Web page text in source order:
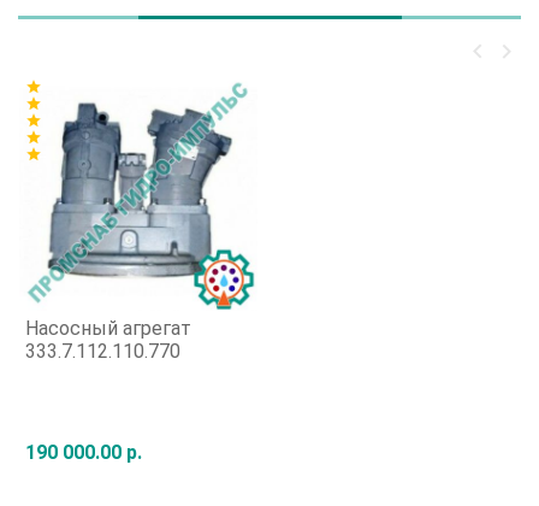
keyboard_arrow_left keyboard_arrow_right
Насосный агрегат
333.7.112.110.770
190 000.00 р.
star
star
star
star
star